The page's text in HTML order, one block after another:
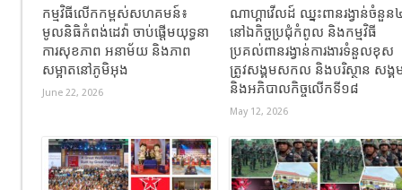
កម្មវិធីលើកកម្ពស់សហគមន៍៖
មូលនិធិកំពង់ដេវ៉ា ចាប់ផ្តើមយុទ្ធនា
ការសុខភាព អនាម័យ និងភាព
សម្អាតនៅភូមិអុង
June 22, 2026
ណាហ្គាវើលដ៍ ឈ្នះពានរង្វាន់ចំនួន
នៅឯកិច្ចប្រជុំកំពូល និងកម្មវិធី
ប្រគល់ពានរង្វាន់ការងារទំនួលខុស
ត្រូវសង្គមសកល និងបរិស្ថាន សង្គ
និងអភិបាលកិច្ចលើកទី១៨
May 12, 2026